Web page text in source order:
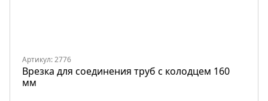
Артикул: 2776
Врезка для соединения труб с колодцем 160
мм